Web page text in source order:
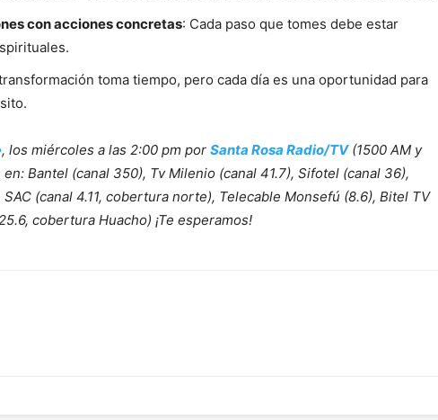
con acciones concretas: Cada paso que tomes debe estar
toma tiempo, pero cada día es una oportunidad para
, los miércoles a las 2:00 pm por Santa Rosa Radio/TV(1500 AM y
en: Bantel (canal 350), Tv Milenio (canal 41.7), Sifotel (canal 36),
(canal 4.11, cobertura norte), Telecable Monsefú (8.6), Bitel TV
cobertura Huacho) ¡Te esperamos!